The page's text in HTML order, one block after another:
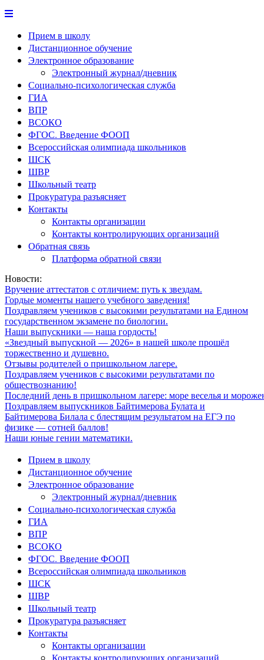
Прием в школу
Дистанционное обучение
Электронное образование
Электронный журнал/дневник
Социально-психологическая служба
ГИА
ВПР
ВСОКО
ФГОС. Введение ФООП
Всероссийская олимпиада школьников
ШСК
ШВР
Школьный театр
Прокуратура разъясняет
Контакты
Контакты организации
Контакты контролирующих организаций
Обратная связь
Платформа обратной связи
Новости:
Вручение аттестатов с отличием: путь к звездам.
Гордые моменты нашего учебного заведения!
Поздравляем учеников с высокими результатами на Едином
государственном экзамене по биологии.
Наши выпускники — наша гордость!
«Звездный выпускной — 2026» в нашей школе прошёл
торжественно и душевно.
Отзывы родителей о пришкольном лагере.
Поздравляем учеников с высокими результатами по
обществознанию!
Последний день в пришкольном лагере: море веселья и
Поздравляем выпускников Байтимерова Булата и
Байтимерова Билала с блестящим результатом на ЕГЭ по
физике — сотней баллов!
Наши юные гении математики.
Прием в школу
Дистанционное обучение
Электронное образование
Электронный журнал/дневник
Социально-психологическая служба
ГИА
ВПР
ВСОКО
ФГОС. Введение ФООП
Всероссийская олимпиада школьников
ШСК
ШВР
Школьный театр
Прокуратура разъясняет
Контакты
Контакты организации
Контакты контролирующих организаций